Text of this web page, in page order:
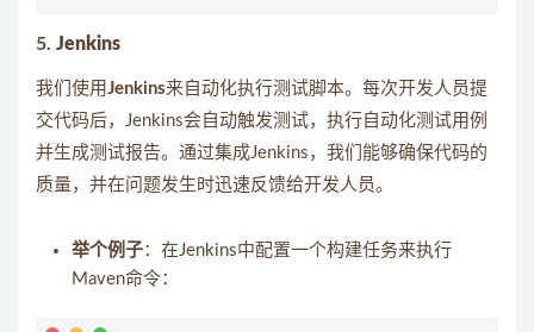
5. Jenkins
我们使用Jenkins来自动化执行测试脚本。每次开发人员提
交代码后，Jenkins会自动触发测试，执行自动化测试用例
并生成测试报告。通过集成Jenkins，我们能够确保代码的
质量，并在问题发生时迅速反馈给开发人员。
举个例子：在Jenkins中配置一个构建任务来执行
Maven命令：